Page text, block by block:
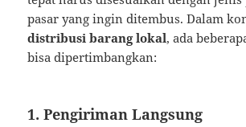
pasar yang ingin ditembus. Dalam
distribusi barang lokal, ada
bisa dipertimbangkan:
1. Pengiriman Langsung